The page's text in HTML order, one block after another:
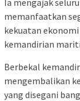
memanfaatkan
kekuatan
kemandirian
Berbekal
mengembalikan
yang disegani